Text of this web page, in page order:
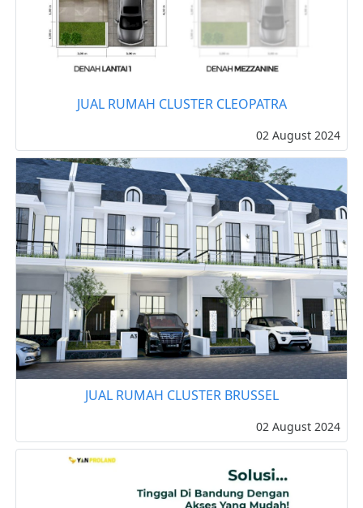
JUAL RUMAH CLUSTER CLEOPATRA
02 August 2024
JUAL RUMAH CLUSTER BRUSSEL
02 August 2024